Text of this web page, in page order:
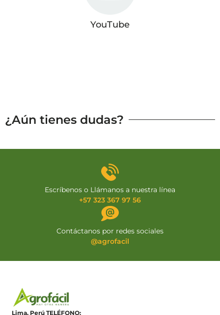
YouTube
¿Aún tienes dudas?
Escríbenos o Llámanos a nuestra línea
+57 323 367 97 56
Contáctanos por redes sociales
@agrofacil
Lima, Perú TELÉFONO: